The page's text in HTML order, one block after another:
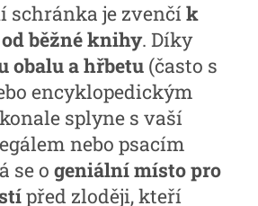
schránka je zvenčík
běžné knihy. Díky
obalu a hřbetu (často s
encyklopedickým
splyne s vaší
nebo psacím
se o geniální místo pro
před zloději, kteří